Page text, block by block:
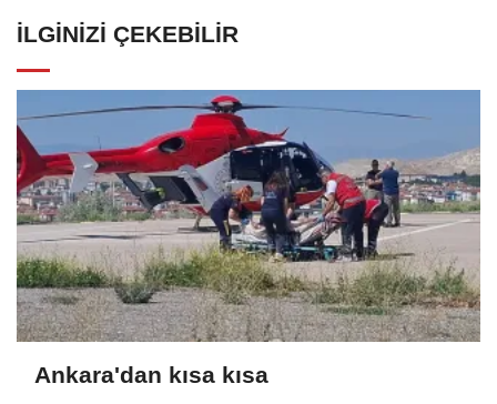
İLGINIZI ÇEKEBILIR
Ankara'dan kısa kısa